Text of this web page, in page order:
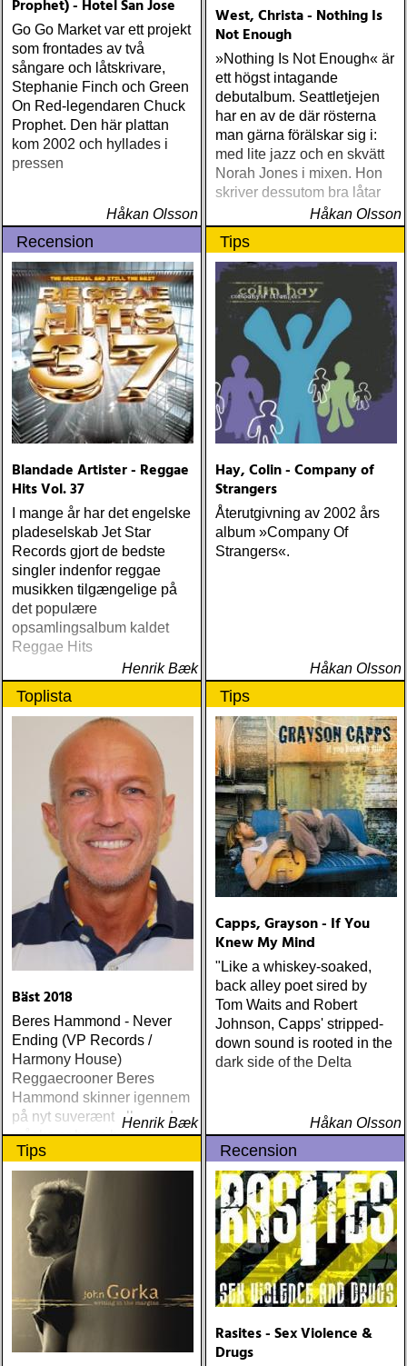
Prophet) - Hotel San Jose
Go Go Market var ett projekt
som frontades av två
sångare och låtskrivare,
Stephanie Finch och Green
On Red-legendaren Chuck
Prophet. Den här plattan
kom 2002 och hyllades i
pressen
Håkan Olsson
West, Christa - Nothing Is
Not Enough
»Nothing Is Not Enough« är
ett högst intagande
debutalbum. Seattletjejen
har en av de där rösterna
man gärna förälskar sig i:
med lite jazz och en skvätt
Norah Jones i mixen. Hon
skriver dessutom bra låtar
Håkan Olsson
Recension
Blandade Artister - Reggae
Hits Vol. 37
I mange år har det engelske
pladeselskab Jet Star
Records gjort de bedste
singler indenfor reggae
musikken tilgængelige på
det populære
opsamlingsalbum kaldet
Reggae Hits
Henrik Bæk
Tips
Hay, Colin - Company of
Strangers
Återutgivning av 2002 års
album »Company Of
Strangers«.
Håkan Olsson
Toplista
Bäst 2018
Beres Hammond - Never
Ending (VP Records /
Harmony House)
Reggaecrooner Beres
Hammond skinner igennem
på nyt suverænt album, der
måske er hans bedste
gennem tiderne
Henrik Bæk
Tips
Capps, Grayson - If You
Knew My Mind
"Like a whiskey-soaked,
back alley poet sired by
Tom Waits and Robert
Johnson, Capps' stripped-
down sound is rooted in the
dark side of the Delta
Håkan Olsson
Tips Recension
Rasites - Sex Violence &
Drugs